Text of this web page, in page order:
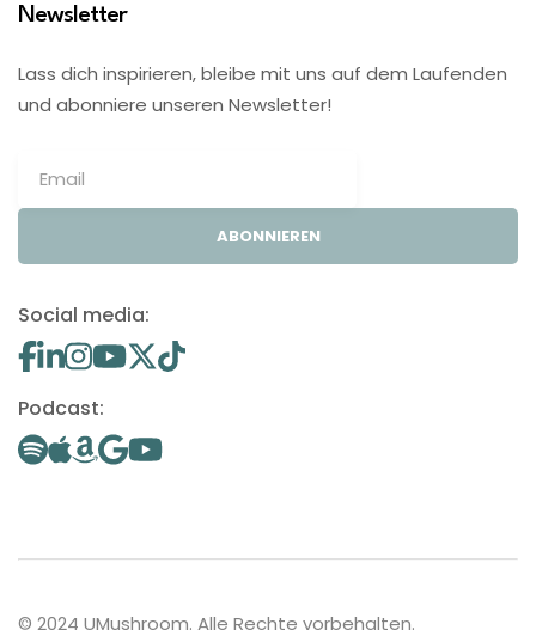
Newsletter
Lass dich inspirieren, bleibe mit uns auf dem Laufenden
und abonniere unseren Newsletter!
ABONNIEREN
Social media:
Podcast:
© 2024 UMushroom. Alle Rechte vorbehalten.